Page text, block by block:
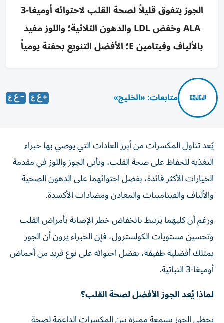
الجوز يتفوق قليلاً لصحة القلب لاحتوائه أوميغا-3
ALA وخفض LDL والدهون الثلاثية؛ واللوز مفيد
بالألياف وفيتامين E؛ الأفضل التنويع بحفنة يومياً
متابعات: «الخليج»
يُعد تناول المكسرات من أبرز العادات التي يوصي بها خبراء
التغذية للحفاظ على صحة القلب، ويأتي الجوز واللوز في مقدمة
الخيارات الأكثر فائدة، بفضل احتوائهما على الدهون الصحية
والألياف والفيتامينات والمعادن ومضادات الأكسدة.
ورغم أن كليهما يرتبط بانخفاض خطر الإصابة بأمراض القلب
وتحسين مستويات الكولسترول، فإن الخبراء يرون أن الجوز
يمتلك أفضلية طفيفة، بفضل احتوائه على نوع فريد من أحماض
أوميغا-3 النباتية.
لماذا يُعد الجوز الأفضل لصحة القلب؟